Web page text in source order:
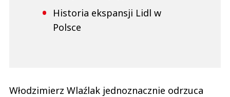
Historia ekspansji Lidl w
Polsce
Włodzimierz Wlaźlak jednoznacznie odrzuca